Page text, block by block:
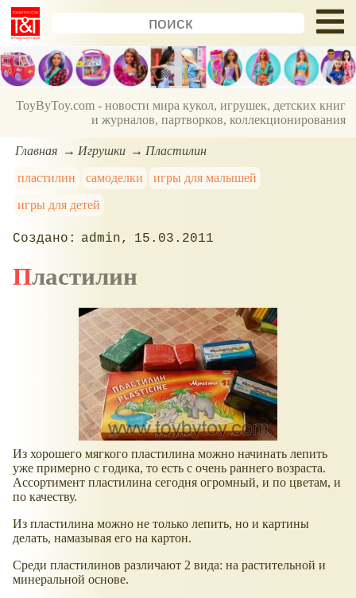
ToyByToy.com - новости мира кукол, игрушек, детских книг
и журналов, партворков, коллекционирования
Главная Игрушки
Пластилин
пластилин
самоделки
игры для малышей
игры для детей
admin 15.03.2011
Пластилин
Из хорошего мягкого пластилина можно начинать лепить
уже примерно с годика, то есть с очень раннего возраста.
Ассортимент пластилина сегодня огромный, и по цветам, и
по качеству.
Из пластилина можно не только лепить, но и картины
делать, намазывая его на картон.
Среди пластилинов различают 2 вида: на растительной и
минеральной основе.